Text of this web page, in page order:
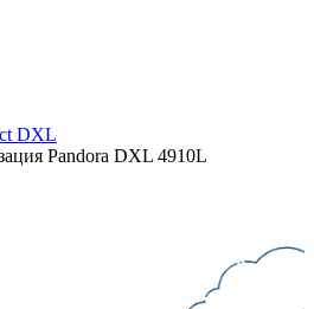
DXL
Pandora DXL 4910L